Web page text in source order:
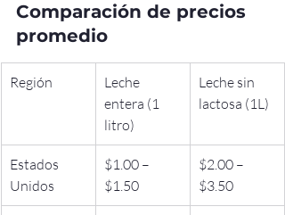
Comparación de precios
promedio
Región
Leche
entera (1
litro)
Leche sin
lactosa (1L)
Estados
Unidos
$1.00 –
$1.50
$2.00 –
$3.50